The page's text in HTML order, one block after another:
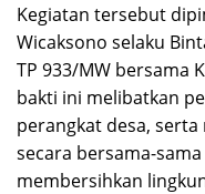
Kegiatan tersebut
Wicaksono selaku
TP 933/MW bersama
bakti ini melibatkan
perangkat desa,
secara bersama-
membersihkan